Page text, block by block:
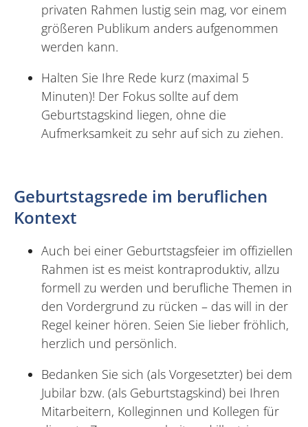
privaten Rahmen lustig sein mag, vor einem
größeren Publikum anders aufgenommen
werden kann.
Halten Sie Ihre Rede kurz (maximal 5
Minuten)! Der Fokus sollte auf dem
Geburtstagskind liegen, ohne die
Aufmerksamkeit zu sehr auf sich zu ziehen.
Geburtstagsrede im beruflichen
Kontext
Auch bei einer Geburtstagsfeier im offiziellen
Rahmen ist es meist kontraproduktiv, allzu
formell zu werden und berufliche Themen in
den Vordergrund zu rücken – das will in der
Regel keiner hören. Seien Sie lieber fröhlich,
herzlich und persönlich.
Bedanken Sie sich (als Vorgesetzter) bei dem
Jubilar bzw. (als Geburtstagskind) bei Ihren
Mitarbeitern, Kolleginnen und Kollegen für